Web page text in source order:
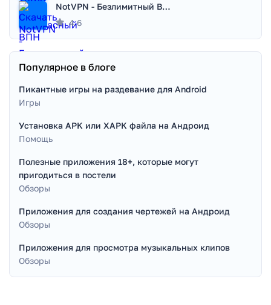
NotVPN - Безлимитный ВПН | VPN
4.6
Популярное в блоге
Пикантные игры на раздевание для Android
Игры
Установка APK или XAPK файла на Андроид
Помощь
Полезные приложения 18+, которые могут
пригодиться в постели
Обзоры
Приложения для создания чертежей на Андроид
Обзоры
Приложения для просмотра музыкальных клипов
Обзоры